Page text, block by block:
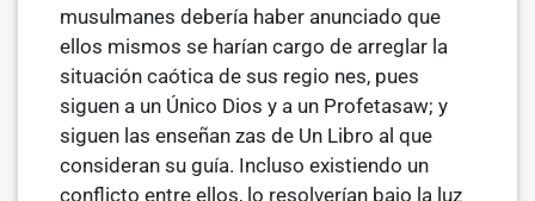
musulmanes debería haber anunciado que
ellos mismos se harían cargo de arreglar la
situación caótica de sus regio­ nes, pues
siguen a un Único Dios y a un Profetasaw; y
siguen las enseñan­ zas de Un Libro al que
consideran su guía. Incluso existiendo un
conflicto entre ellos, lo resolverían bajo la luz